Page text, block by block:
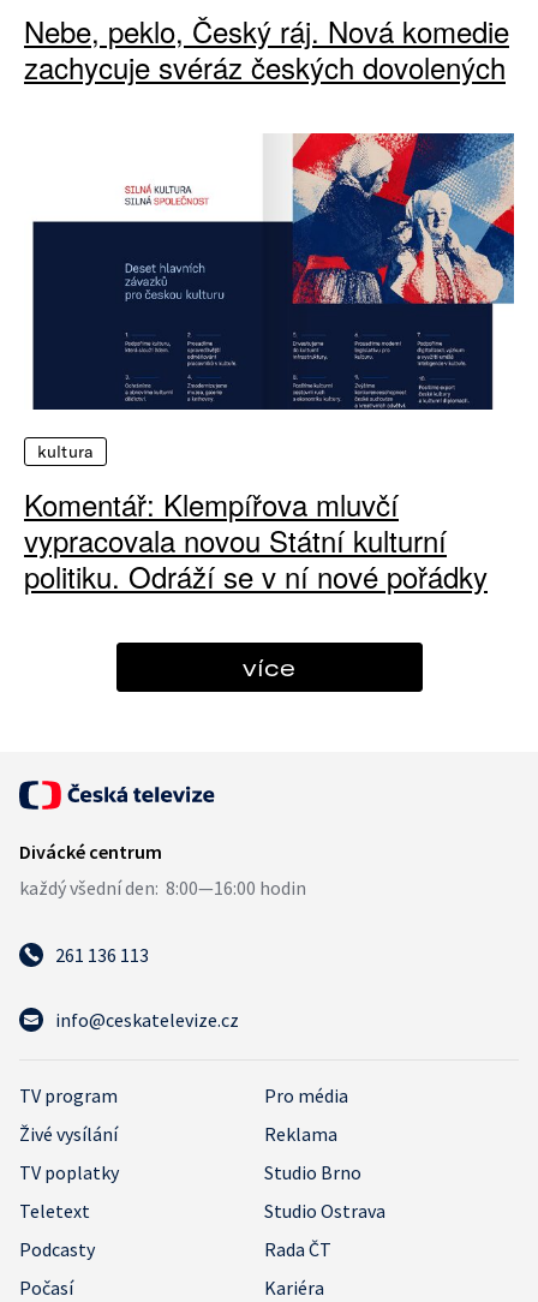
Nebe, peklo, Český ráj. Nová komedie
zachycuje svéráz českých dovolených
kultura
Komentář: Klempířova mluvčí
vypracovala novou Státní kulturní
politiku. Odráží se v ní nové pořádky
více
261 136 113
info@ceskatelevize.cz
TV program
Pro média
Živé vysílání
Reklama
TV poplatky
Studio Brno
Teletext
Studio Ostrava
Podcasty
Rada ČT
Počasí
Kariéra